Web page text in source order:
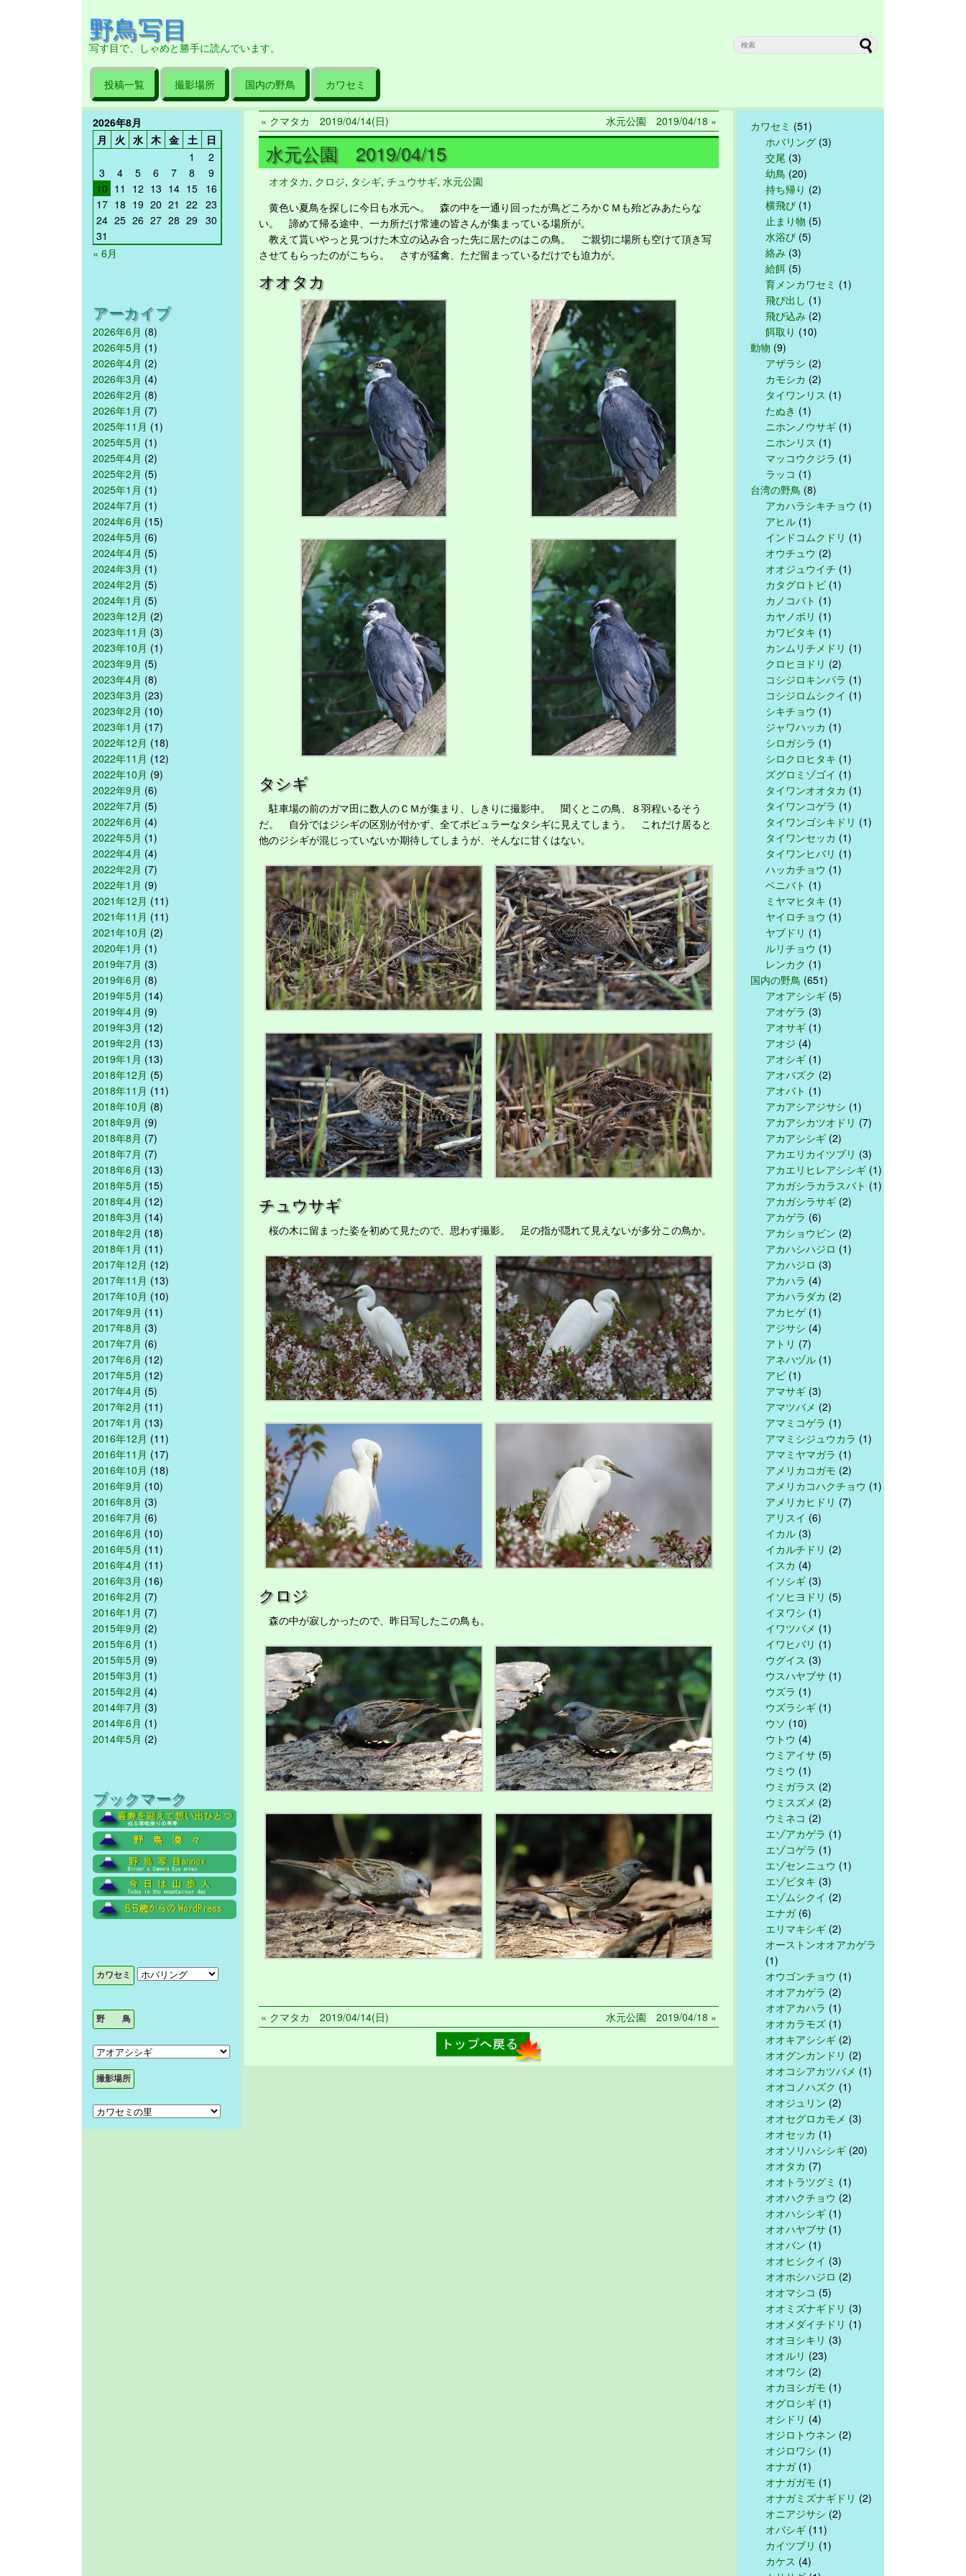
野鳥写目
写す目で、しゃめと勝手に読んでいます。
投稿一覧 撮影場所 国内の野鳥 カワセミ
2026年8月
月
火 水 木 金 土
日
1
2
3
4 5 6 7 8
9
10 11 12 13 14 15 16
17 18 19 20 21 22 23
24 25 26 27 28 29 30
31
« 6月
アーカイブ
2026年6月 (8)
2026年5月 (1)
2026年4月 (2)
2026年3月 (4)
2026年2月 (8)
2026年1月 (7)
2025年11月 (1)
2025年5月 (1)
2025年4月 (2)
2025年2月 (5)
2025年1月 (1)
2024年7月 (1)
2024年6月 (15)
2024年5月 (6)
2024年4月 (5)
2024年3月 (1)
2024年2月 (5)
2024年1月 (5)
2023年12月 (2)
2023年11月 (3)
2023年10月 (1)
2023年9月 (5)
2023年4月 (8)
2023年3月 (23)
2023年2月 (10)
2023年1月 (17)
2022年12月 (18)
2022年11月 (12)
2022年10月 (9)
2022年9月 (6)
2022年7月 (5)
2022年6月 (4)
2022年5月 (1)
2022年4月 (4)
2022年2月 (7)
2022年1月 (9)
2021年12月 (11)
2021年11月 (11)
2021年10月 (2)
2020年1月 (1)
2019年7月 (3)
2019年6月 (8)
2019年5月 (14)
2019年4月 (9)
2019年3月 (12)
2019年2月 (13)
2019年1月 (13)
2018年12月 (5)
2018年11月 (11)
2018年10月 (8)
2018年9月 (9)
2018年8月 (7)
2018年7月 (7)
2018年6月 (13)
2018年5月 (15)
2018年4月 (12)
2018年3月 (14)
2018年2月 (18)
2018年1月 (11)
2017年12月 (12)
2017年11月 (13)
2017年10月 (10)
2017年9月 (11)
2017年8月 (3)
2017年7月 (6)
2017年6月 (12)
2017年5月 (12)
2017年4月 (5)
2017年2月 (11)
2017年1月 (13)
2016年12月 (11)
2016年11月 (17)
2016年10月 (18)
2016年9月 (10)
2016年8月 (3)
2016年7月 (6)
2016年6月 (10)
2016年5月 (11)
2016年4月 (11)
2016年3月 (16)
2016年2月 (7)
2016年1月 (7)
2015年9月 (2)
2015年6月 (1)
2015年5月 (9)
2015年3月 (1)
2015年2月 (4)
2014年7月 (3)
2014年6月 (1)
2014年5月 (2)
ブックマーク
« クマタカ 2019/04/14(日) 水元公園 2019/04/18 »
水元公園 2019/04/15
オオタカ, クロジ, タシギ, チュウサギ, 水元公園
黄色い夏鳥を探しに今日も水元へ。 森の中を一通り回ったが鳥どころかＣＭも殆どみあたらな
い。 諦めて帰る途中、一カ所だけ常連の皆さんが集まっている場所が。
教えて貰いやっと見つけた木立の込み合った先に居たのはこの鳥。 ご親切に場所も空けて頂き写
させてもらったのがこちら。 さすが猛禽、ただ留まっているだけでも迫力が。
オオタカ
タシギ
駐車場の前のガマ田に数人のＣＭが集まり、しきりに撮影中。 聞くとこの鳥、８羽程いるそう
だ。 自分ではジシギの区別が付かず、全てポピュラーなタシギに見えてしまう。 これだけ居ると
他のジシギが混じっていないか期待してしまうが、そんなに甘くはない。
チュウサギ
桜の木に留まった姿を初めて見たので、思わず撮影。 足の指が隠れて見えないが多分この鳥か。
クロジ
森の中が寂しかったので、昨日写したこの鳥も。
« クマタカ 2019/04/14(日) 水元公園 2019/04/18 »
カワセミ (51)
ホバリング (3)
交尾 (3)
幼鳥 (20)
持ち帰り (2)
横飛び (1)
止まり物 (5)
水浴び (5)
絡み (3)
給餌 (5)
育メンカワセミ (1)
飛び出し (1)
飛び込み (2)
餌取り (10)
動物 (9)
アザラシ (2)
カモシカ (2)
タイワンリス (1)
たぬき (1)
ニホンノウサギ (1)
ニホンリス (1)
マッコウクジラ (1)
ラッコ (1)
台湾の野鳥 (8)
アカハラシキチョウ (1)
アヒル (1)
インドコムクドリ (1)
オウチュウ (2)
オオジュウイチ (1)
カタグロトビ (1)
カノコバト (1)
カヤノボリ (1)
カワビタキ (1)
カンムリチメドリ (1)
クロヒヨドリ (2)
コシジロキンパラ (1)
コシジロムシクイ (1)
シキチョウ (1)
ジャワハッカ (1)
シロガシラ (1)
シロクロヒタキ (1)
ズグロミゾゴイ (1)
タイワンオオタカ (1)
タイワンコゲラ (1)
タイワンゴシキドリ (1)
タイワンセッカ (1)
タイワンヒバリ (1)
ハッカチョウ (1)
ベニバト (1)
ミヤマヒタキ (1)
ヤイロチョウ (1)
ヤブドリ (1)
ルリチョウ (1)
レンカク (1)
国内の野鳥 (651)
アオアシシギ (5)
アオゲラ (3)
アオサギ (1)
アオジ (4)
アオシギ (1)
アオバズク (2)
アオバト (1)
アカアシアジサシ (1)
アカアシカツオドリ (7)
アカアシシギ (2)
アカエリカイツブリ (3)
アカエリヒレアシシギ (1)
アカガシラカラスバト (1)
アカガシラサギ (2)
アカゲラ (6)
アカショウビン (2)
アカハシハジロ (1)
アカハジロ (3)
アカハラ (4)
アカハラダカ (2)
アカヒゲ(1)
アジサシ (4)
アトリ (7)
アネハヅル (1)
アビ (1)
アマサギ (3)
アマツバメ (2)
アマミコゲラ (1)
アマミシジュウカラ (1)
アマミヤマガラ (1)
アメリカコガモ (2)
アメリカコハクチョウ (1)
アメリカヒドリ (7)
アリスイ (6)
イカル (3)
イカルチドリ (2)
イスカ (4)
イソシギ (3)
イソヒヨドリ (5)
イヌワシ (1)
イワツバメ (1)
イワヒバリ (1)
ウグイス (3)
ウスハヤブサ (1)
ウズラ (1)
ウズラシギ (1)
ウソ (10)
ウトウ (4)
ウミアイサ (5)
ウミウ (1)
ウミガラス (2)
ウミスズメ (2)
ウミネコ (2)
エゾアカゲラ (1)
エゾコゲラ (1)
エゾセンニュウ (1)
エゾビタキ (3)
エゾムシクイ (2)
エナガ(6)
エリマキシギ (2)
オーストンオオアカゲラ
(1)
オウゴンチョウ (1)
オオアカゲラ (2)
オオアカハラ (1)
オオカラモズ (1)
オオキアシシギ (2)
オオグンカンドリ (2)
オオコシアカツバメ (1)
オオコノハズク (1)
オオジュリン (2)
オオセグロカモメ (3)
オオセッカ (1)
オオソリハシシギ (20)
オオタカ (7)
オオトラツグミ (1)
オオハクチョウ (2)
オオハシシギ (1)
オオハヤブサ (1)
オオバン (1)
オオヒシクイ (3)
オオホシハジロ (2)
オオマシコ (5)
オオミズナギドリ (3)
オオメダイチドリ (1)
オオヨシキリ (3)
オオルリ (23)
オオワシ (2)
オカヨシガモ (1)
オグロシギ (1)
オシドリ (4)
オジロトウネン (2)
オジロワシ (1)
オナガ(1)
オナガガモ (1)
オナガミズナギドリ (2)
オニアジサシ (2)
オバシギ (11)
カイツブリ (1)
カケス (4)